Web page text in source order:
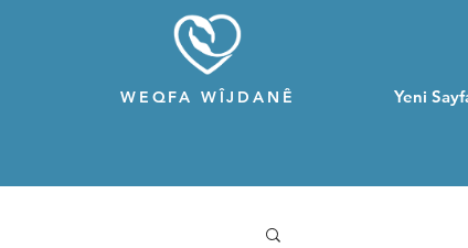
WEQFA WÎJDANÊ Yeni